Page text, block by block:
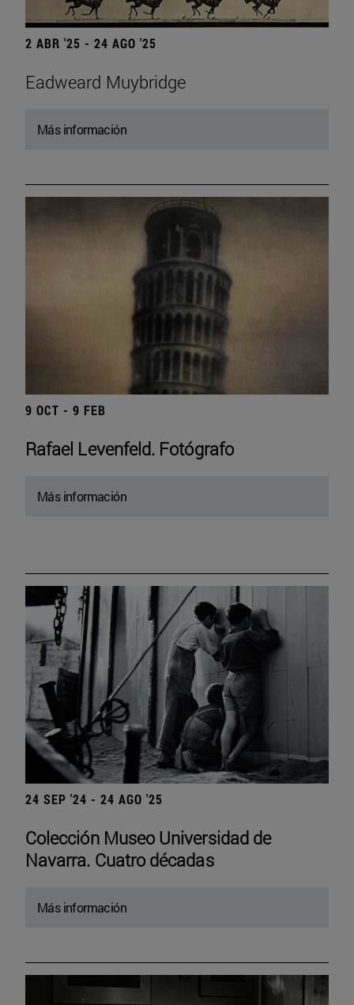
2 ABR '25 - 24 AGO '25
Eadweard Muybridge
Más información
9 OCT - 9 FEB
Rafael Levenfeld. Fotógrafo
Más información
24 SEP '24 - 24 AGO '25
Colección Museo Universidad de
Navarra. Cuatro décadas
Más información